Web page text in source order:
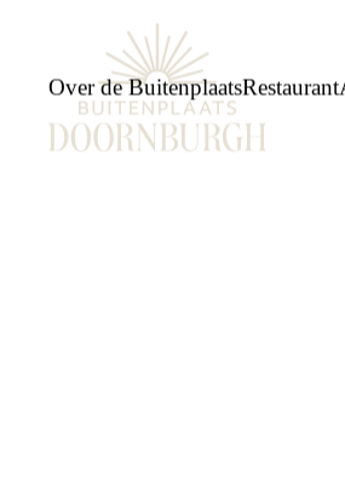
Buitenplaats
Doornburgh
Over de BuitenplaatsRestaurant